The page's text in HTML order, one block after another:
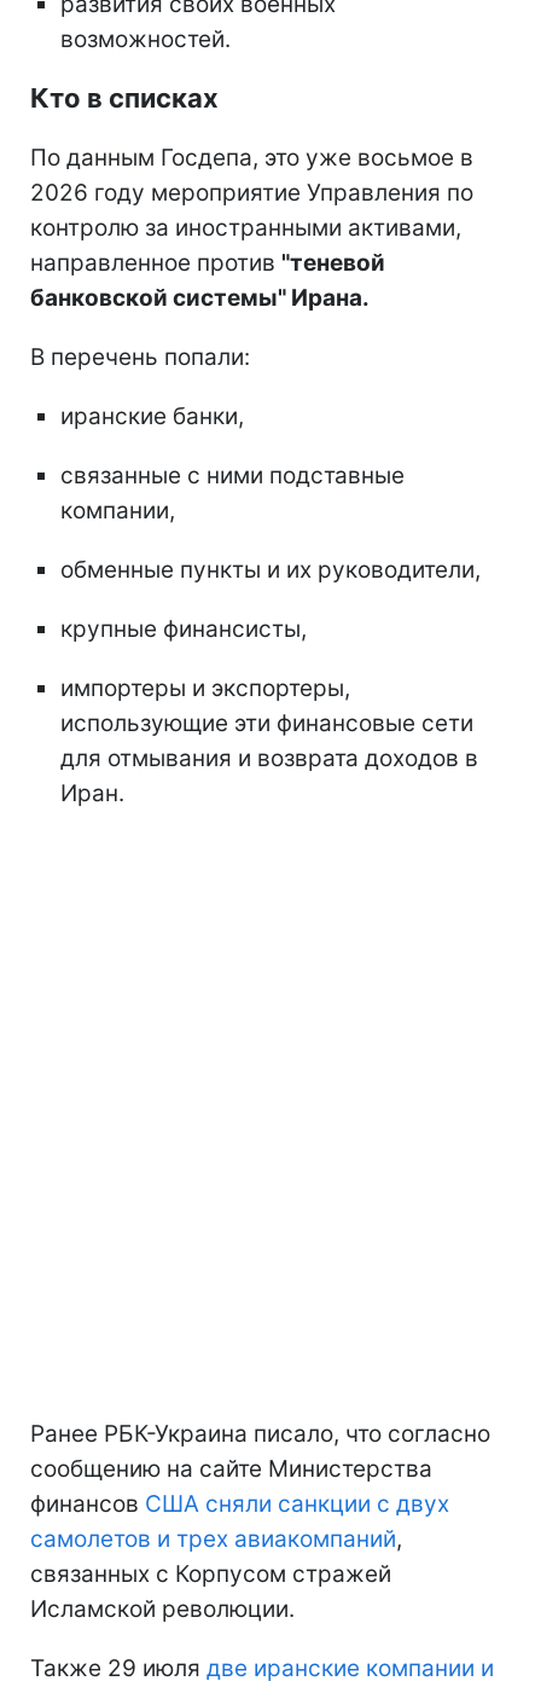
возможностей.
Кто в списках
По данным Госдепа, это уже восьмое в
2026 году мероприятие Управления по
контролю за иностранными активами,
направленное против "теневой
банковской системы" Ирана.
В перечень попали:
иранские банки,
связанные с ними подставные
компании,
обменные пункты и их руководители,
крупные финансисты,
импортеры и экспортеры,
использующие эти финансовые сети
для отмывания и возврата доходов в
Иран.
Ранее РБК-Украина писало, что согласно
сообщению на сайте Министерства
финансов США сняли санкции с двух
самолетов и трех авиакомпаний,
связанных с Корпусом стражей
Исламской революции.
Также 29 июля две иранские компании и